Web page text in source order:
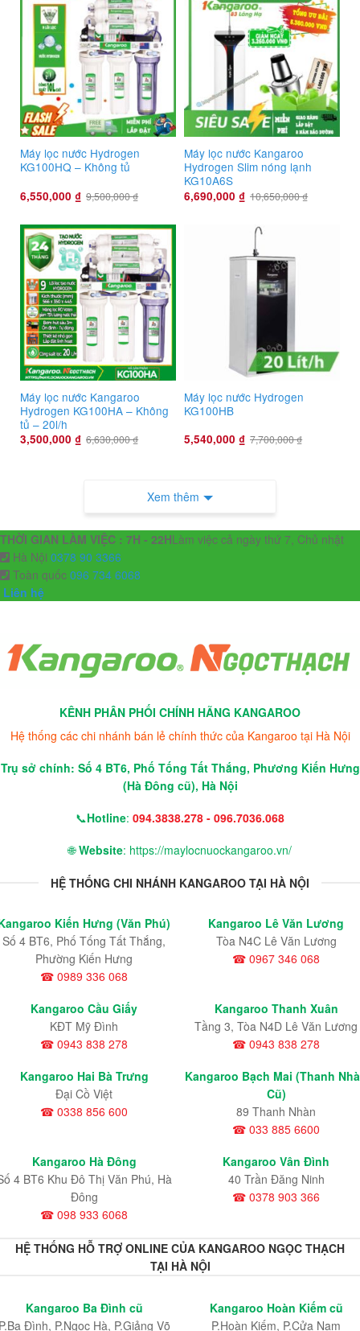
Máy lọc nước Hydrogen
KG100HQ – Không tủ
6,550,000 ₫ 9,500,000₫
Máy lọc nước Kangaroo
Hydrogen Slim nóng lạnh
KG10A6S
6,690,000 ₫ 10,650,000₫
Máy lọc nước Kangaroo
Hydrogen KG100HA – Không
tủ – 20l/h
3,500,000 ₫ 6,630,000₫
Máy lọc nước Hydrogen
KG100HB
5,540,000 ₫ 7,700,000₫
Xem thêm
THỜI GIAN LÀM VIỆC : 7H - 22HLàm việc cả ngày thứ 7, Chủ nhật
Hà Nội 0378 90 3366
Toàn quốc 096 734 6068
Liên hệ
KÊNH PHÂN PHỐI CHÍNH HÃNG KANGAROO
Hệ thống các chi nhánh bán lẻ chính thức của Kangaroo tại Hà Nội
Trụ sở chính: Số 4 BT6, Phố Tống Tất Thắng, Phương Kiến Hưng
(Hà Đông cũ), Hà Nội
📞Hotline: 094.3838.278 - 096.7036.068
🌐Website: https://maylocnuockangaroo.vn/
HỆ THỐNG CHI NHÁNH KANGAROO TẠI HÀ NỘI
Kiến Hưng (Văn Phú)
Số 4 BT6, Phố Tống Tất Thắng,
Phường Kiến Hưng
☎ 0989 336 068
Kangaroo Lê Văn Lương
Tòa N4C Lê Văn Lương
☎ 0967 346 068
Kangaroo Cầu Giấy
KĐT Mỹ Đình
☎ 0943 838 278
Kangaroo Thanh Xuân
Tầng 3, Tòa N4D Lê Văn Lương
☎ 0943 838 278
Kangaroo Hai Bà Trưng
Đại Cồ Việt
☎ 0338 856 600
Kangaroo Bạch Mai (Thanh
Cũ)
89 Thanh Nhàn
☎ 033 885 6600
Kangaroo Hà Đông
4 BT6 Khu Đô Thị Văn Phú, Hà
Đông
☎ 098 933 6068
Kangaroo Vân Đình
40 Trần Đăng Ninh
☎ 0378 903 366
HỆ THỐNG HỖ TRỢ ONLINE CỦA KANGAROO NGỌC THẠCH
TẠI HÀ NỘI
Kangaroo Ba Đình cũ
Đình, P.Ngọc Hà, P.Giảng Võ
Kangaroo Hoàn Kiếm cũ
P.Hoàn Kiếm, P.Cửa Nam